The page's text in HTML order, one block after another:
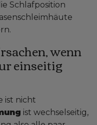
Schlafposition
wenn
einseitig
ist nicht
ist wechselseitig,